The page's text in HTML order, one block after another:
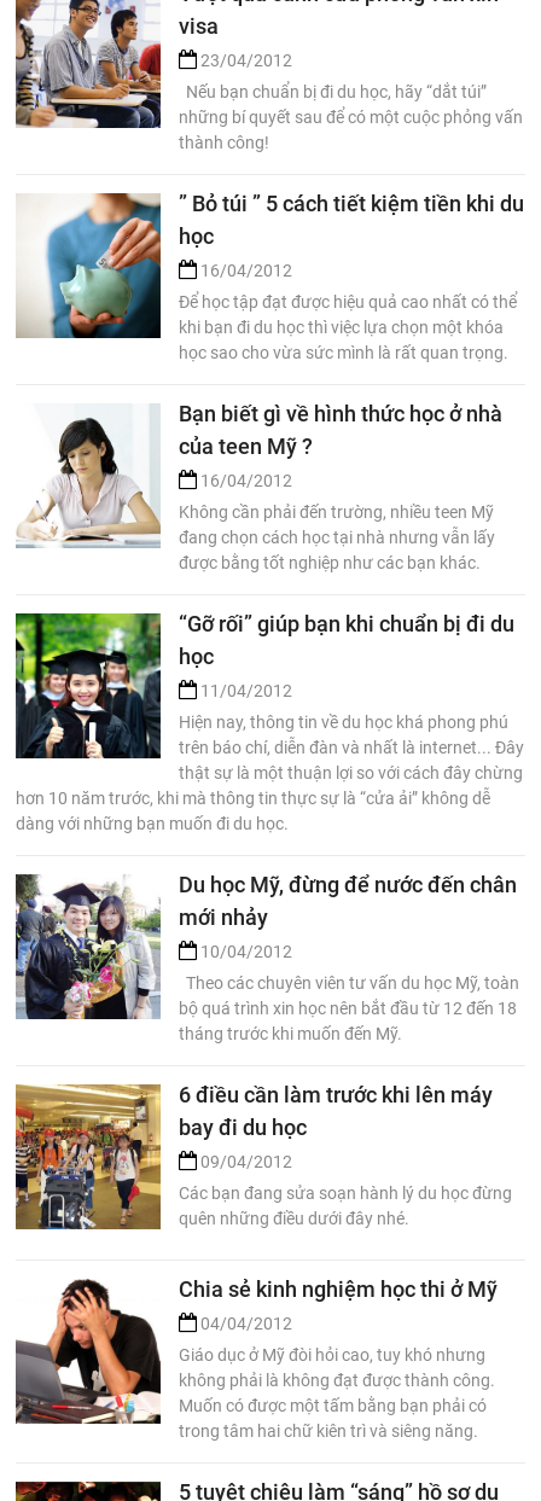
visa
23/04/2012
Nếu bạn chuẩn bị đi du học, hãy “dắt túi”
những bí quyết sau để có một cuộc phỏng vấn
thành công!
” Bỏ túi ” 5 cách tiết kiệm tiền khi du
học
16/04/2012
Để học tập đạt được hiệu quả cao nhất có thể
khi bạn đi du học thì việc lựa chọn một khóa
học sao cho vừa sức mình là rất quan trọng.
Bạn biết gì về hình thức học ở nhà
của teen Mỹ ?
16/04/2012
Không cần phải đến trường, nhiều teen Mỹ
đang chọn cách học tại nhà nhưng vẫn lấy
được bằng tốt nghiệp như các bạn khác.
“Gỡ rối” giúp bạn khi chuẩn bị đi du
học
11/04/2012
Hiện nay, thông tin về du học khá phong phú
trên báo chí, diễn đàn và nhất là internet... Đây
thật sự là một thuận lợi so với cách đây chừng
hơn 10 năm trước, khi mà thông tin thực sự là “cửa ải” không dễ
dàng với những bạn muốn đi du học.
Du học Mỹ, đừng để nước đến chân
mới nhảy
10/04/2012
Theo các chuyên viên tư vấn du học Mỹ, toàn
bộ quá trình xin học nên bắt đầu từ 12 đến 18
tháng trước khi muốn đến Mỹ.
6 điều cần làm trước khi lên máy
bay đi du học
09/04/2012
Các bạn đang sửa soạn hành lý du học đừng
quên những điều dưới đây nhé.
Chia sẻ kinh nghiệm học thi ở Mỹ
04/04/2012
Giáo dục ở Mỹ đòi hỏi cao, tuy khó nhưng
không phải là không đạt được thành công.
Muốn có được một tấm bằng bạn phải có
trong tâm hai chữ kiên trì và siêng năng.
5 tuyệt chiêu làm “sáng” hồ sơ du